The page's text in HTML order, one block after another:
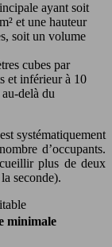
ayant soit
et une hauteur
soit un volume
cubes par
et inférieur à 10
delà du
systématiquement
d’occupants.
plus de deux
seconde).
minimale